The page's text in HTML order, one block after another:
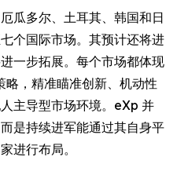
瓜多尔、土耳其、韩国和日
个国际市场。其预计还将进
一步拓展。每个市场都体现
，精准瞄准创新、机动性
主导型市场环境。eXp 并
是持续进军能通过其自身平
进行布局。